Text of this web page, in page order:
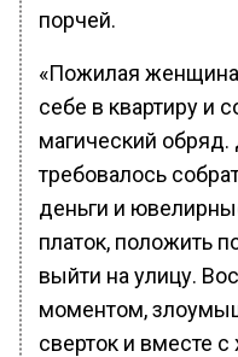
порчей.
«Пожилая женщина
себе в квартиру и
магический обряд.
требовалось
деньги и
платок, положить
выйти на улицу.
моментом,
сверток и вместе с